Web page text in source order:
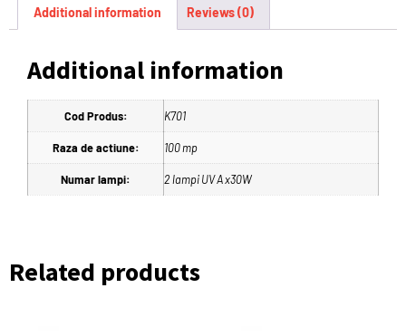
Additional information Reviews (0)
Additional information
Cod Produs: K701
Raza de actiune: 100 mp
Numar lampi: 2 lampi UV A x30W
Related products